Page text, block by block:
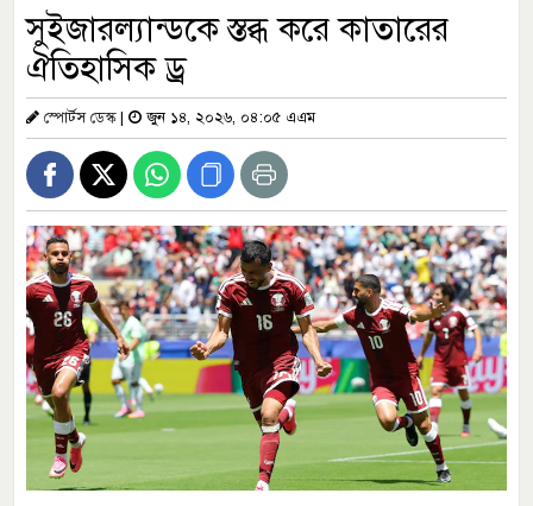
সুইজারল্যান্ডকে স্তব্ধ করে কাতারের
ঐতিহাসিক ড্র
স্পোর্টস ডেস্ক| জুন ১৪, ২০২৬, ০৪:০৫ এএম